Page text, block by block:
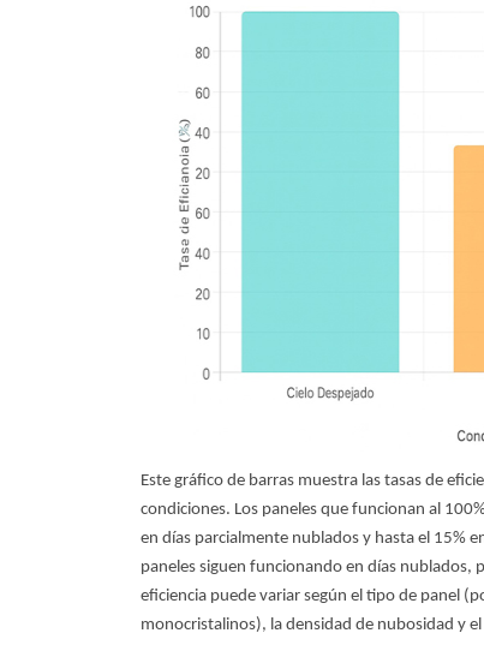
Este gráfico de barras muestra las tasas de
condiciones. Los paneles que funcionan al
en días parcialmente nublados y hasta el 15%
paneles siguen funcionando en días nublados,
eficiencia puede variar según el tipo de panel
monocristalinos), la densidad de nubosidad y